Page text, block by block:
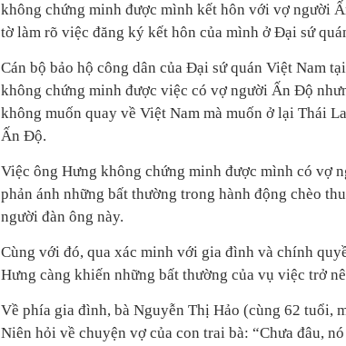
không chứng minh được mình kết hôn với vợ người
tờ làm rõ việc đăng ký kết hôn của mình ở Đại sứ
Cán bộ bảo hộ công dân của Đại sứ quán Việt Nam
không chứng minh được việc có vợ người Ấn Độ
không muốn quay về Việt Nam mà muốn ở lại Thái
Ấn Độ.
Việc ông Hưng không chứng minh được mình có vợ
phản ánh những bất thường trong hành động chèo
người đàn ông này.
Cùng với đó, qua xác minh với gia đình và chính
Hưng càng khiến những bất thường của vụ việc trở
Về phía gia đình, bà Nguyễn Thị Hảo (cùng 62 tuổi,
Niên hỏi về chuyện vợ của con trai bà: “Chưa đâu,